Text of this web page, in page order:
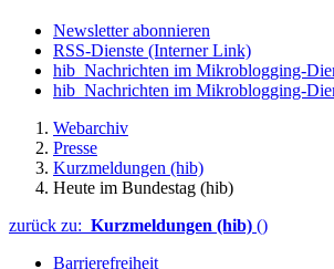
Newsletter abonnieren
RSS-Dienste (Interner Link)
hib_Nachrichten im Mikroblogging-
hib_Nachrichten im Mikroblogging-
Webarchiv
Presse
Kurzmeldungen (hib)
Heute im Bundestag (hib)
zurück zu: Kurzmeldungen (hib) ()
Barrierefreiheit